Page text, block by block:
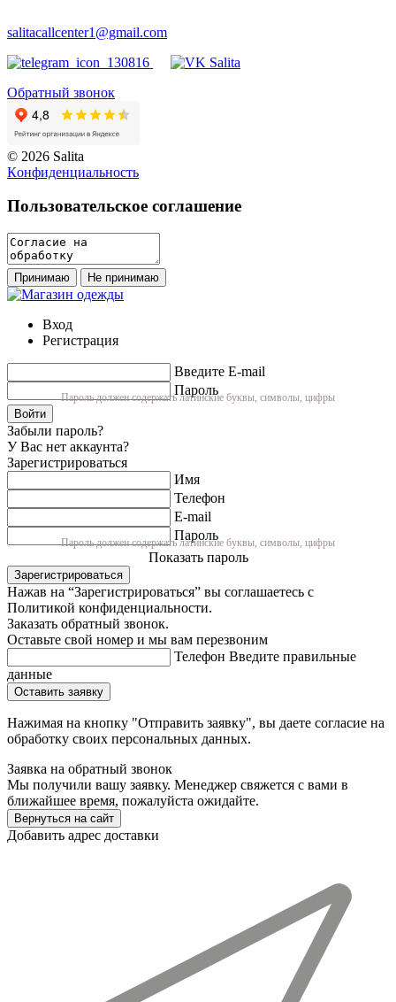
salitacallcenter1@gmail.com
Обратный звонок
© 2026 Salita
Кoнфидeнциaльнoсть
Пользовательское соглашение
Принимаю Не принимаю
Вход
Регистрация
Введите E-mail
Пароль
Пароль должен содержать латинские буквы, символы, цифры
Войти
Забыли пароль?
У Вас нет аккаунта?
Зарегистрироваться
Имя
Телефон
E-mail
Пароль
Пароль должен содержать латинские буквы, символы, цифры
Показать пароль
Зарегистрироваться
Нажав на “Зарегистрироваться” вы соглашаетесь с
Политикой конфиденциальности.
Заказать обратный звонок.
Оставьте свой номер и мы вам перезвоним
Телефон Введите правильные
данные
Оставить заявку
Нажимая на кнопку "Отправить заявку", вы даете согласие на
обработку своих персональных данных.
Заявка на обратный звонок
Мы получили вашу заявку. Менеджер свяжется с вами в
ближайшее время, пожалуйста ожидайте.
Вернуться на сайт
Добавить адрес доставки